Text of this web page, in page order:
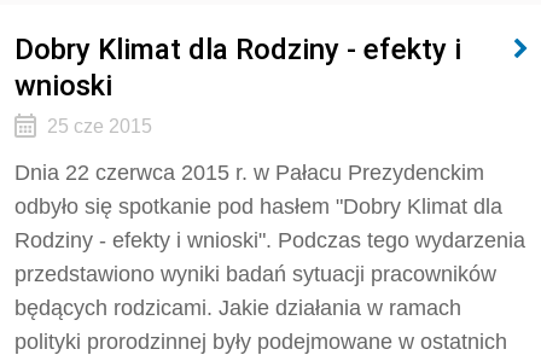
Dobry Klimat dla Rodziny - efekty i
wnioski
25 cze 2015
Dnia 22 czerwca 2015 r. w Pałacu Prezydenckim
odbyło się spotkanie pod hasłem "Dobry Klimat dla
Rodziny - efekty i wnioski". Podczas tego wydarzenia
przedstawiono wyniki badań sytuacji pracowników
będących rodzicami. Jakie działania w ramach
polityki prorodzinnej były podejmowane w ostatnich